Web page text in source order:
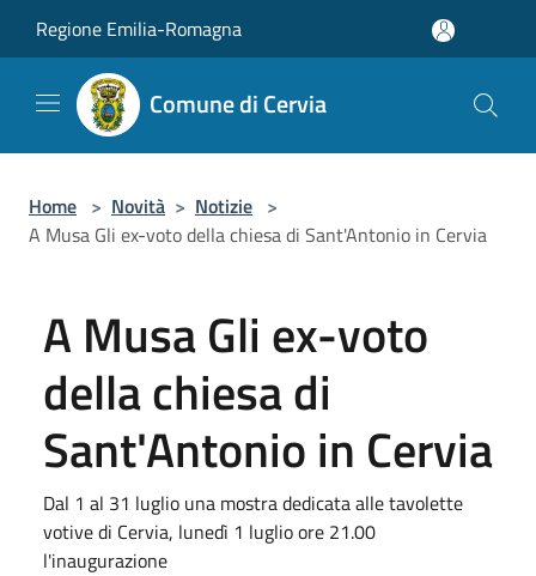
Regione Emilia-Romagna
Comune di Cervia
Home > Novità > Notizie >
A Musa Gli ex-voto della chiesa di Sant'Antonio in Cervia
A Musa Gli ex-voto
della chiesa di
Sant'Antonio in Cervia
Dal 1 al 31 luglio una mostra dedicata alle tavolette
votive di Cervia, lunedì 1 luglio ore 21.00
l'inaugurazione